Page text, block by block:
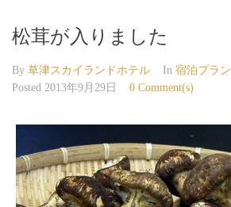
松茸が入りました
By 草津スカイランドホテル In 宿泊プラン
Posted 2013年9月29日 0 Comment(s)